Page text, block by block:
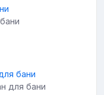
для бани